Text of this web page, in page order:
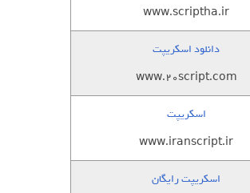
www.scriptha.ir
دانلود اسکریپت
www.20script.com
اسکریپت
www.iranscript.ir
اسکریپت رایگان